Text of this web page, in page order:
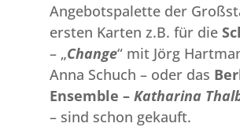
Angebotspalette der
ersten Karten z.B. für die
– „Change“ mit Jörg
Anna Schuch – oder das
Ensemble – Katharina
– sind schon gekauft.